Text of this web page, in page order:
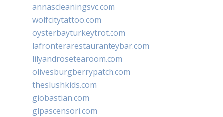
annascleaningsvc.com
wolfcitytattoo.com
oysterbayturkeytrot.com
lafronterarestauranteybar.com
lilyandrosetearoom.com
olivesburgberrypatch.com
theslushkids.com
giobastian.com
glpascensori.com